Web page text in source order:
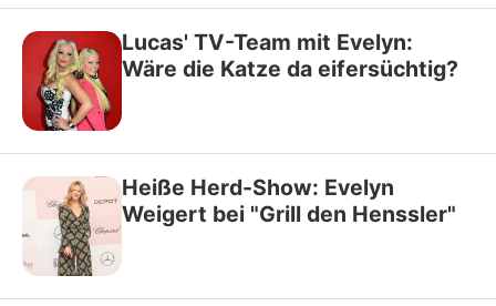
Lucas' TV-Team mit Evelyn:
Wäre die Katze da eifersüchtig?
Heiße Herd-Show: Evelyn
Weigert bei "Grill den Henssler"